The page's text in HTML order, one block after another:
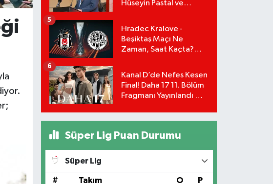
Hüseyin Pastal ve
Hradec Kralove -
Beşiktaş Maçı Ne
Zaman, Saat Kaçta?
Detayları!
5
Kanal D’de Nefes Kesen
Final! Daha 17 11. Bölüm
Fragmanı Yayınlandı Mı?
6
Süper Lig Puan Durumu
Süper Lig
# Takım O P